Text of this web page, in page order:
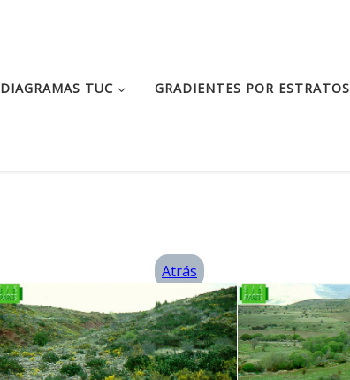
DIAGRAMAS TUC GRADIENTES POR ESTRATOS
Atrás